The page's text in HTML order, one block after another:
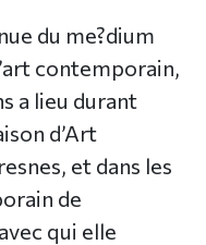
du me?dium
contemporain,
a lieu durant
d’Art
et dans les
de
qui elle